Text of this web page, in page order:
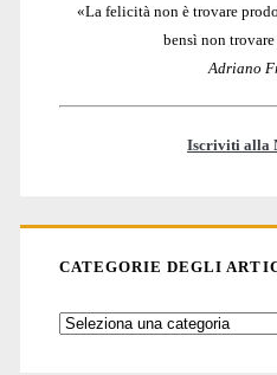
«La felicità non è trovare
bensì non
Adriano
Iscriviti alla
CATEGORIE DEGLI
Categorie